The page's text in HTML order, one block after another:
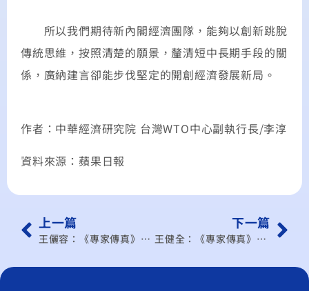
所以我們期待新內閣經濟團隊，能夠以創新跳脫
傳統思維，按照清楚的願景，釐清短中長期手段的關
係，廣納建言卻能步伐堅定的開創經濟發展新局。
作者：中華經濟研究院 台灣WTO中心副執行長/李淳
資料來源：蘋果日報
上一篇
王儷容：《專家傳真》政策解讀 兩岸金證會開放菜餚
下一篇
王健全：《專家傳真》房地產是不折不扣的火車頭工業